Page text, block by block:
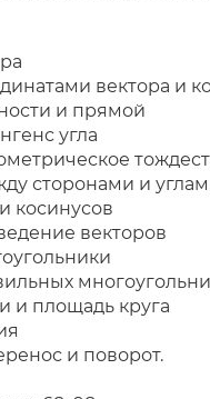
вектора и
и прямой
угла
сторонами и
косинусов
векторов
и площадь круга